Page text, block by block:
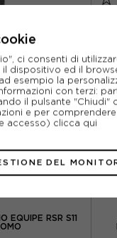
EQUIPE RSR S11
ci consenti di
dispositivo ed il
esempio la
con terzi:
il pulsante
e per
accesso) clicca qui
DEL